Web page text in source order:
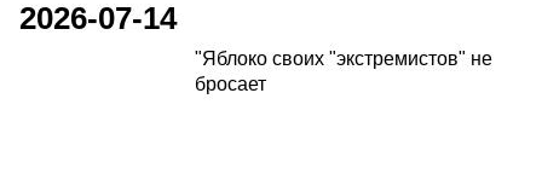
2026-07-14
"Яблоко своих "экстремистов" не
бросает